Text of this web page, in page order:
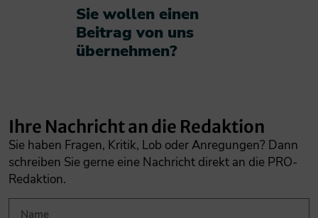
Sie wollen einen
Beitrag von uns
übernehmen?​
Ihre Nachricht an die Redaktion
Sie haben Fragen, Kritik, Lob oder Anregungen? Dann
schreiben Sie gerne eine Nachricht direkt an die PRO-
Redaktion.